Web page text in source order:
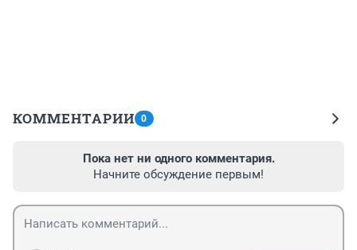
КОММЕНТАРИИ 0
Пока нет ни одного комментария.
Начните обсуждение первым!